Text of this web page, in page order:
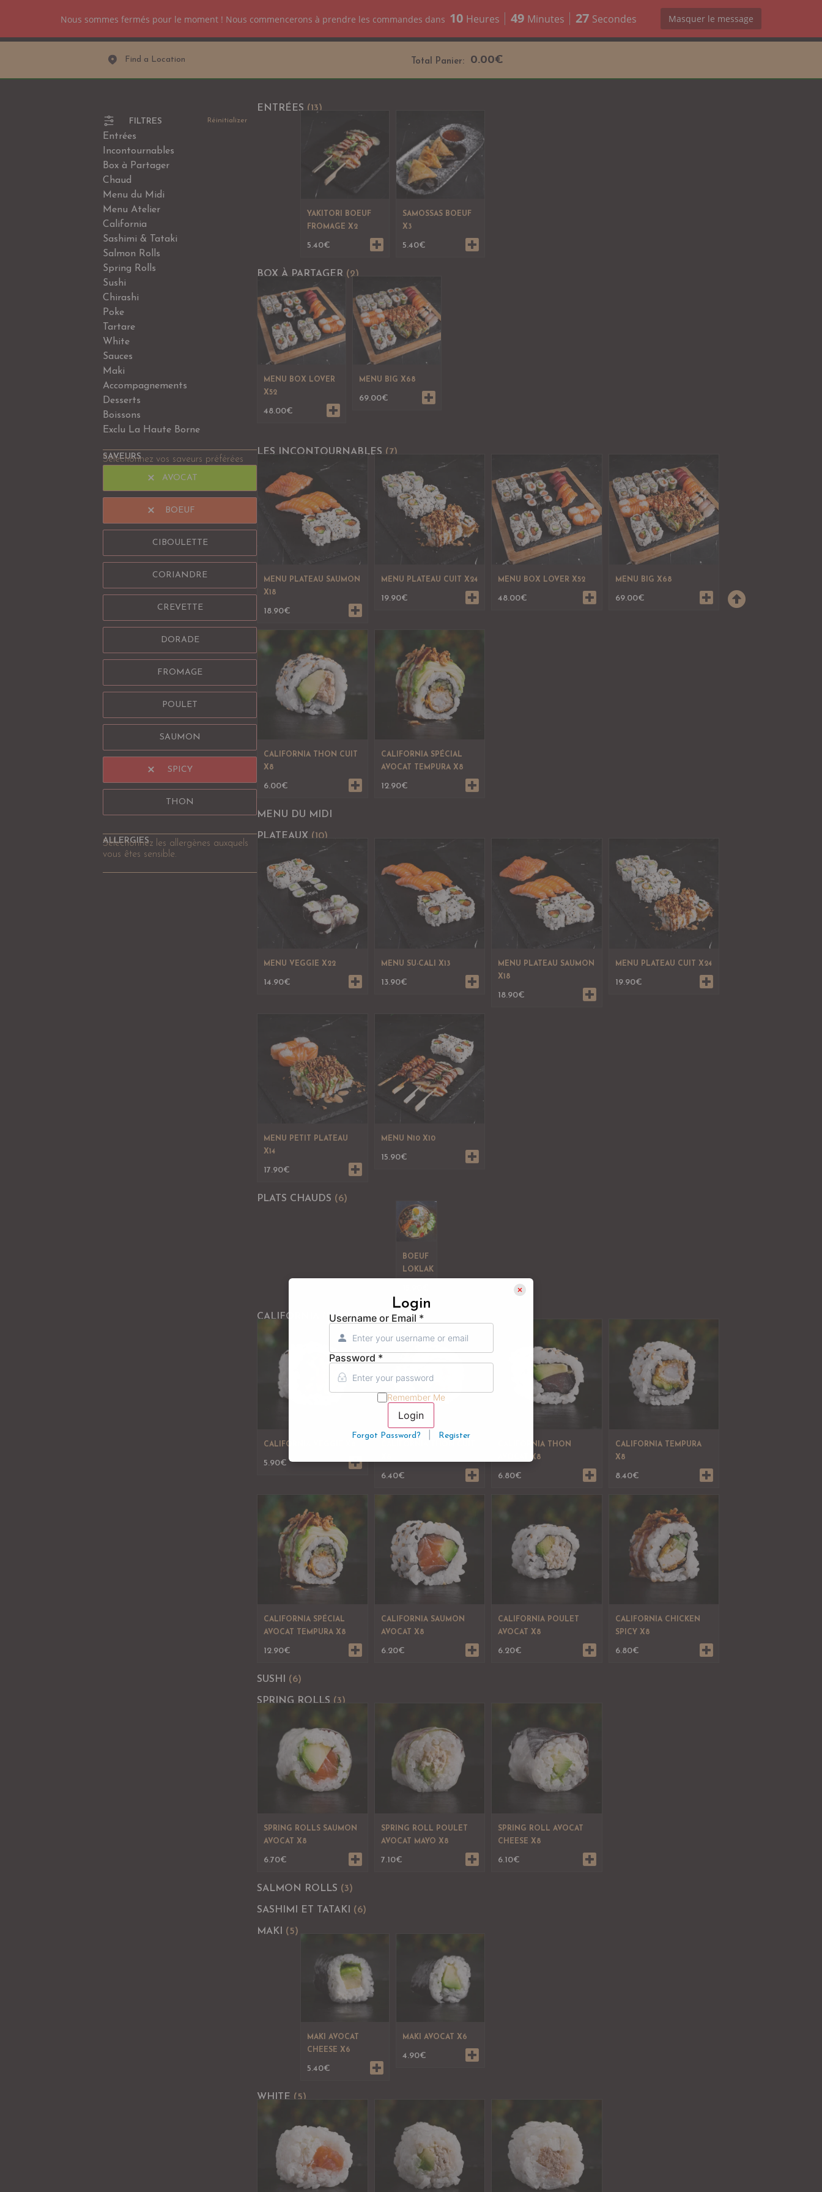
CARTE
Find a Location Total Panier: 0.00€
FILTRES Réinitializer
Entrées
Incontournables
Box à Partager
Chaud
Menu du Midi
Menu Atelier
California
Sashimi & Tataki
Salmon Rolls
Spring Rolls
Sushi
Chirashi
Poke
Tartare
White
Sauces
Maki
Accompagnements
Desserts
Boissons
Exclu La Haute Borne
SAVEURS
Sélectionnez vos saveurs préférées
AVOCAT
BOEUF
CIBOULETTE
CORIANDRE
CREVETTE
DORADE
FROMAGE
POULET
SAUMON
SPICY
THON
ALLERGIES
Sélectionnez les allergènes auxquels
vous êtes sensible.
ENTRÉES (13)
YAKITORI BOEUF
FROMAGE X2
5.40€
SAMOSSAS BOEUF
X3
5.40€
BOX À PARTAGER (2)
MENU BOX LOVER
X52
48.00€
MENU BIG X68
69.00€
LES INCONTOURNABLES (7)
MENU PLATEAU SAUMON
X18
18.90€
MENU PLATEAU CUIT X24
19.90€
MENU BOX LOVER X52
48.00€
MENU BIG X68
69.00€
CALIFORNIA THON CUIT
X8
6.00€
CALIFORNIA SPÉCIAL
AVOCAT TEMPURA X8
12.90€
MENU DU MIDI
PLATEAUX (10)
MENU VEGGIE X22
14.90€
MENU SU-CALI X13
13.90€
MENU PLATEAU SAUMON
X18
18.90€
MENU PLATEAU CUIT X24
19.90€
MENU PETIT PLATEAU
X14
17.90€
MENU N10 X10
15.90€
PLATS CHAUDS (6)
BOEUF
LOKLAK
CALIFORNIA (9)
CALIFORNIA VEGGIE X8
5.90€
6.40€
CALIFORNIA THON
AVOCAT X8
6.80€
CALIFORNIA TEMPURA
X8
8.40€
CALIFORNIA SPÉCIAL
AVOCAT TEMPURA X8
12.90€
CALIFORNIA SAUMON
AVOCAT X8
6.20€
CALIFORNIA POULET
AVOCAT X8
6.20€
CALIFORNIA CHICKEN
SPICY X8
6.80€
SUSHI (6)
SPRING ROLLS (3)
SPRING ROLLS SAUMON
AVOCAT X8
6.70€
SPRING ROLL POULET
AVOCAT MAYO X8
7.10€
SPRING ROLL AVOCAT
CHEESE X8
6.10€
SALMON ROLLS (3)
SASHIMI ET TATAKI (6)
MAKI (5)
MAKI AVOCAT
CHEESE X6
5.40€
MAKI AVOCAT X6
4.90€
WHITE (5)
Login
Username or Email *
Password *
Remember Me
Login
Forgot Password? Register
Nous sommes fermés pour le moment ! Nous commencerons à prendre les commandes dans 10 Heures 49 Minutes 26 Secondes Masquer le message